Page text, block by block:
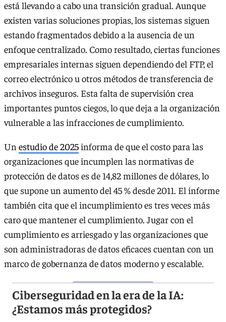
está llevando a cabo una transición gradual. Aunque
existen varias soluciones propias, los sistemas siguen
estando fragmentados debido a la ausencia de un
enfoque centralizado. Como resultado, ciertas funciones
empresariales internas siguen dependiendo del FTP, el
correo electrónico u otros métodos de transferencia de
archivos inseguros. Esta falta de supervisión crea
importantes puntos ciegos, lo que deja a la organización
vulnerable a las infracciones de cumplimiento.
Un estudio de 2025informa de que el costo para las
organizaciones que incumplen las normativas de
protección de datos es de 14,82 millones de dólares, lo
que supone un aumento del 45 % desde 2011. El informe
también cita que el incumplimiento es tres veces más
caro que mantener el cumplimiento. Jugar con el
cumplimiento es arriesgado y las organizaciones que
son administradoras de datos eficaces cuentan con un
marco de gobernanza de datos moderno y escalable.
Ciberseguridad en la era de la IA:
¿Estamos más protegidos?